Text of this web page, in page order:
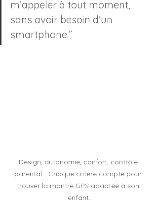
m’appeler à tout moment,
sans avoir besoin d’un
smartphone.”
Design, autonomie, confort, contrôle
parental… Chaque critère compte pour
trouver la montre GPS adaptée à son
enfant.